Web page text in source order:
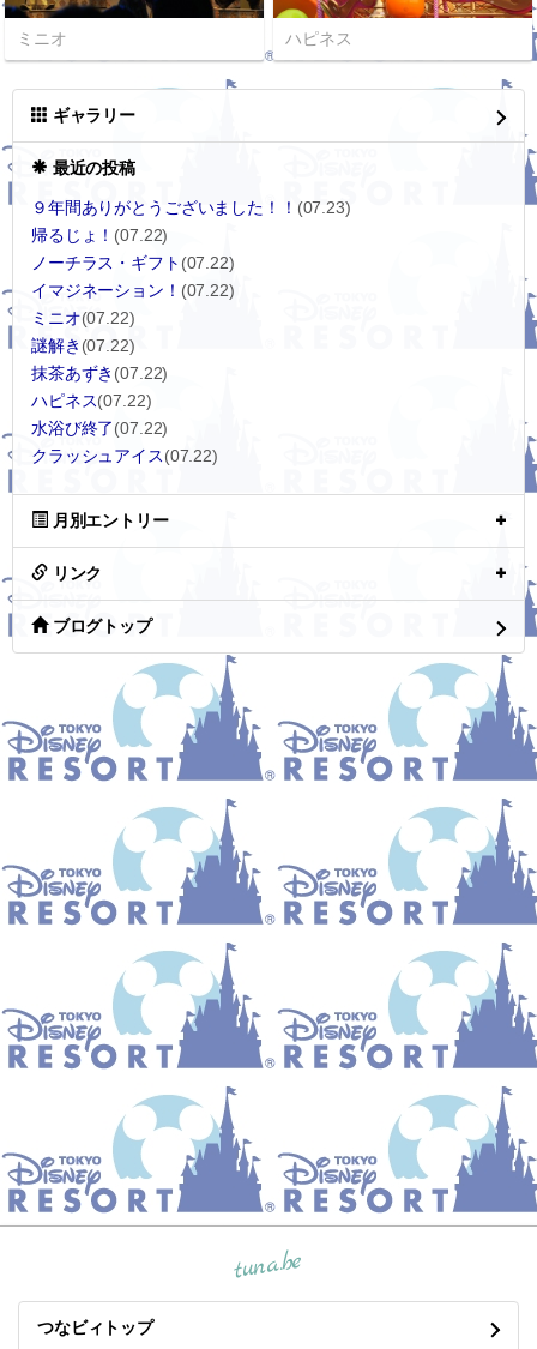
ミニオ ハピネス
ギャラリー
最近の投稿
９年間ありがとうございました！！ (07.23)
帰るじょ！ (07.22)
ノーチラス・ギフト (07.22)
イマジネーション！ (07.22)
ミニオ(07.22)
謎解き (07.22)
抹茶あずき (07.22)
ハピネス(07.22)
水浴び終了(07.22)
クラッシュアイス(07.22)
月別エントリー
リンク
ブログトップ
tuna.be
つなビィトップ